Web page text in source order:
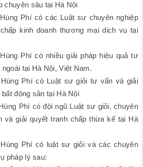
chuyên sâu tại Hà Nội
Phí có các Luật sư chuyên nghiệp
kinh doanh thương mại dịch vụ tại
Phí có nhiều giải pháp hiệu quả tư
tại Hà Nội, Việt Nam.
Phí có Luật sư giỏi tư vấn và giải
động sản tại Hà Nội
Phí có đội ngũ Luật sư giỏi, chuyên
và giải quyết tranh chấp thừa kế tại Hà
Phí có luật sư giỏi và các chuyên
pháp lý sau: